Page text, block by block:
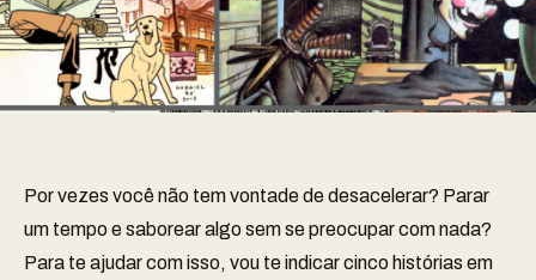
Por vezes você não tem vontade de desacelerar? Parar
um tempo e saborear algo sem se preocupar com nada?
Para te ajudar com isso, vou te indicar cinco histórias em